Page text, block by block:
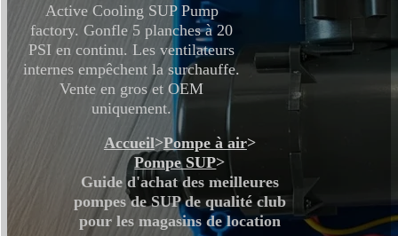
Active Cooling SUP Pump
factory. Gonfle 5 planches à 20
PSI en continu. Les ventilateurs
internes empêchent la surchauffe.
Vente en gros et OEM
uniquement.
Accueil>Pompe à air>
Pompe SUP>
Guide d'achat des meilleures
pompes de SUP de qualité club
pour les magasins de location